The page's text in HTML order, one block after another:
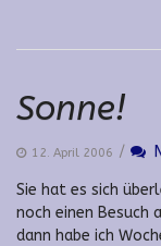
Sonne!
12. April 2006 /
Sie hat es sich
noch einen Besuch
dann habe ich